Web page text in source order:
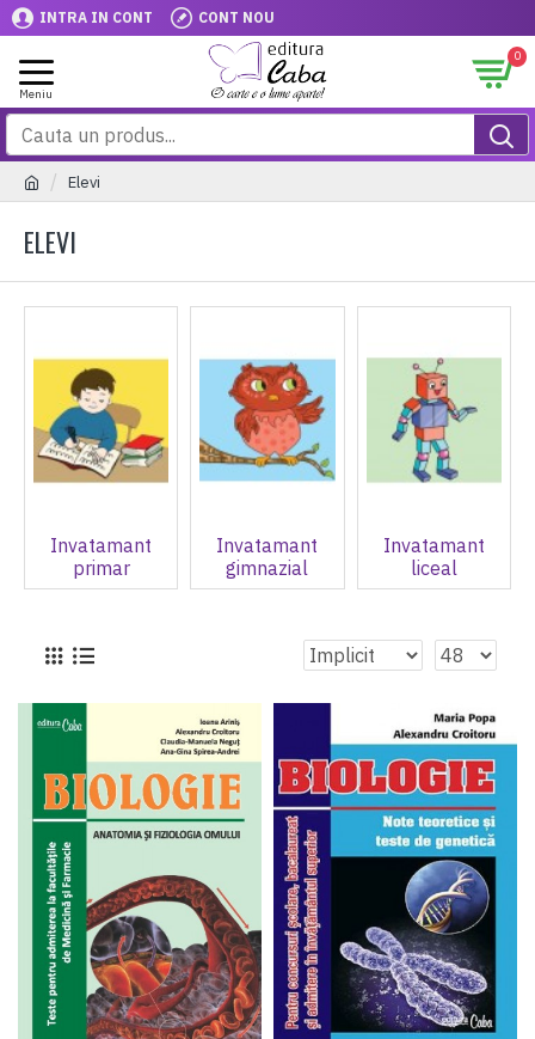
INTRA IN CONT CONT NOU
0
Elevi
ELEVI
Invatamant
primar
Invatamant
gimnazial
Invatamant
liceal